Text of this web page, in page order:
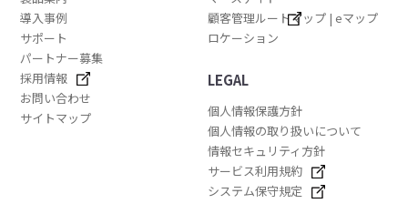
導入事例
サポート
パートナー募集
採用情報
お問い合わせ
サイトマップ
顧客管理ルートマップ | eマップ
ロケーション
LEGAL
個人情報保護方針
個人情報の取り扱いについて
情報セキュリティ方針
サービス利用規約
システム保守規定